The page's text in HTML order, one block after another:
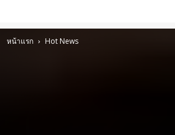
หน้าแรก Hot News